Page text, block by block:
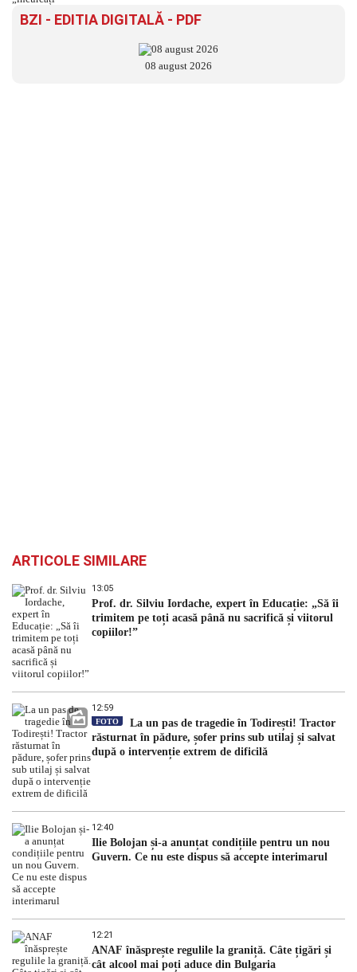
BZI - EDITIA DIGITALĂ - PDF
08 august 2026
ARTICOLE SIMILARE
13:05
Prof. dr. Silviu Iordache, expert în Educație: „Să îi
trimitem pe toți acasă până nu sacrifică și viitorul
copiilor!”
12:59
FOTO
La un pas de tragedie în Todirești! Tractor
răsturnat în pădure, șofer prins sub utilaj și salvat
după o intervenție extrem de dificilă
12:40
Ilie Bolojan și-a anunțat condițiile pentru un nou
Guvern. Ce nu este dispus să accepte interimarul
12:21
ANAF înăsprește regulile la graniță. Câte țigări și
cât alcool mai poți aduce din Bulgaria